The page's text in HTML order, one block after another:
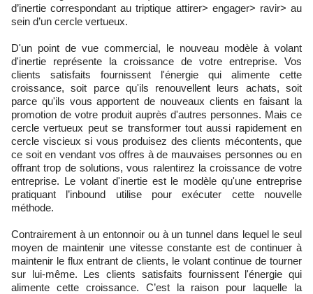
d’inertie correspondant au triptique attirer> engager> ravir> au
sein d’un cercle vertueux.
D'un point de vue commercial, le nouveau modèle à volant
d'inertie représente la croissance de votre entreprise. Vos
clients satisfaits fournissent l'énergie qui alimente cette
croissance, soit parce qu'ils renouvellent leurs achats, soit
parce qu'ils vous apportent de nouveaux clients en faisant la
promotion de votre produit auprès d'autres personnes. Mais ce
cercle vertueux peut se transformer tout aussi rapidement en
cercle viscieux si vous produisez des clients mécontents, que
ce soit en vendant vos offres à de mauvaises personnes ou en
offrant trop de solutions, vous ralentirez la croissance de votre
entreprise. Le volant d'inertie est le modèle qu'une entreprise
pratiquant l’inbound utilise pour exécuter cette nouvelle
méthode.
Contrairement à un entonnoir ou à un tunnel dans lequel le seul
moyen de maintenir une vitesse constante est de continuer à
maintenir le flux entrant de clients, le volant continue de tourner
sur lui-même. Les clients satisfaits fournissent l'énergie qui
alimente cette croissance. C’est la raison pour laquelle la